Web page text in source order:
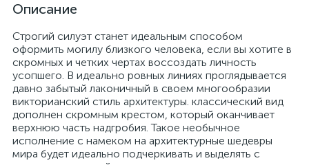
Описание
Строгий силуэт станет идеальным способом
оформить могилу близкого человека, если вы хотите в
скромных и четких чертах воссоздать личность
усопшего. В идеально ровных линиях проглядывается
давно забытый лаконичный в своем многообразии
викторианский стиль архитектуры. классический вид
дополнен скромным крестом, который оканчивает
верхнюю часть надгробия. Такое необычное
исполнение с намеком на архитектурные шедевры
мира будет идеально подчеркивать и выделять с